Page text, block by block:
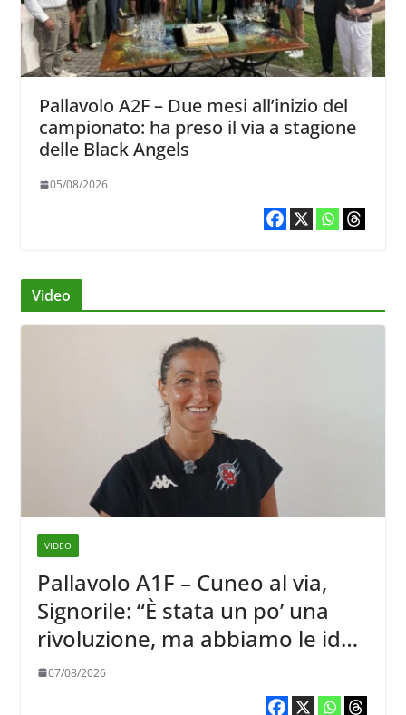
Pallavolo A2F – Due mesi all’inizio del
campionato: ha preso il via a stagione
delle Black Angels
05/08/2026
Video
VIDEO
Pallavolo A1F – Cuneo al via,
Signorile: “È stata un po’ una
rivoluzione, ma abbiamo le idee
chiare siu cosa vogliamo fare”
07/08/2026